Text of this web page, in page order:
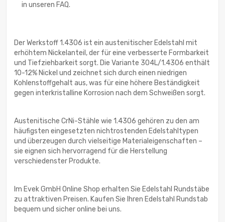
in unseren FAQ.
Der Werkstoff 1.4306 ist ein austenitischer Edelstahl mit
erhöhtem Nickelanteil, der für eine verbesserte Formbarkeit
und Tiefziehbarkeit sorgt. Die Variante 304L/1.4306 enthält
10-12% Nickel und zeichnet sich durch einen niedrigen
Kohlenstoffgehalt aus, was für eine höhere Beständigkeit
gegen interkristalline Korrosion nach dem Schweißen sorgt.
Austenitische CrNi-Stähle wie 1.4306 gehören zu den am
häufigsten eingesetzten nichtrostenden Edelstahltypen
und überzeugen durch vielseitige Materialeigenschaften –
sie eignen sich hervorragend für die Herstellung
verschiedenster Produkte.
Im Evek GmbH Online Shop erhalten Sie Edelstahl Rundstäbe
zu attraktiven Preisen. Kaufen Sie Ihren Edelstahl Rundstab
bequem und sicher online bei uns.